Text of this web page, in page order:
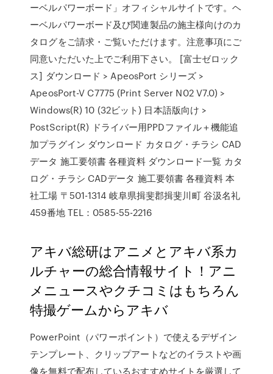
ーベルパワーボード」オフィシャルサイトです。ヘ
ーベルパワーボード及び関連製品の施主様向けのカ
タログをご請求・ご覧いただけます。注意事項にご
同意いただいた上でご利用下さい。 [富士ゼロック
ス] ダウンロード > ApeosPort シリーズ >
ApeosPort-V C7775 (Print Server N02 V7.0) >
Windows(R) 10 (32ビット) 日本語版向け >
PostScript(R) ドライバー用PPDファイル＋機能追
加プラグイン ダウンロード カタログ・チラシ CAD
データ 施工要領書 各種資料 ダウンロード一覧 カタ
ログ・チラシ CADデータ 施工要領書 各種資料 本
社工場 〒501-1314 岐阜県揖斐郡揖斐川町 谷汲名礼
459番地 TEL：0585-55-2216
アキバ総研はアニメとアキバ系カ
ルチャーの総合情報サイト！アニ
メニュースやクチコミはもちろん
特撮ゲームからアキバ
PowerPoint（パワーポイント）で使えるデザイン
テンプレート、クリップアートなどのイラストや画
像を無料で配布しているおすすめサイトを厳選して